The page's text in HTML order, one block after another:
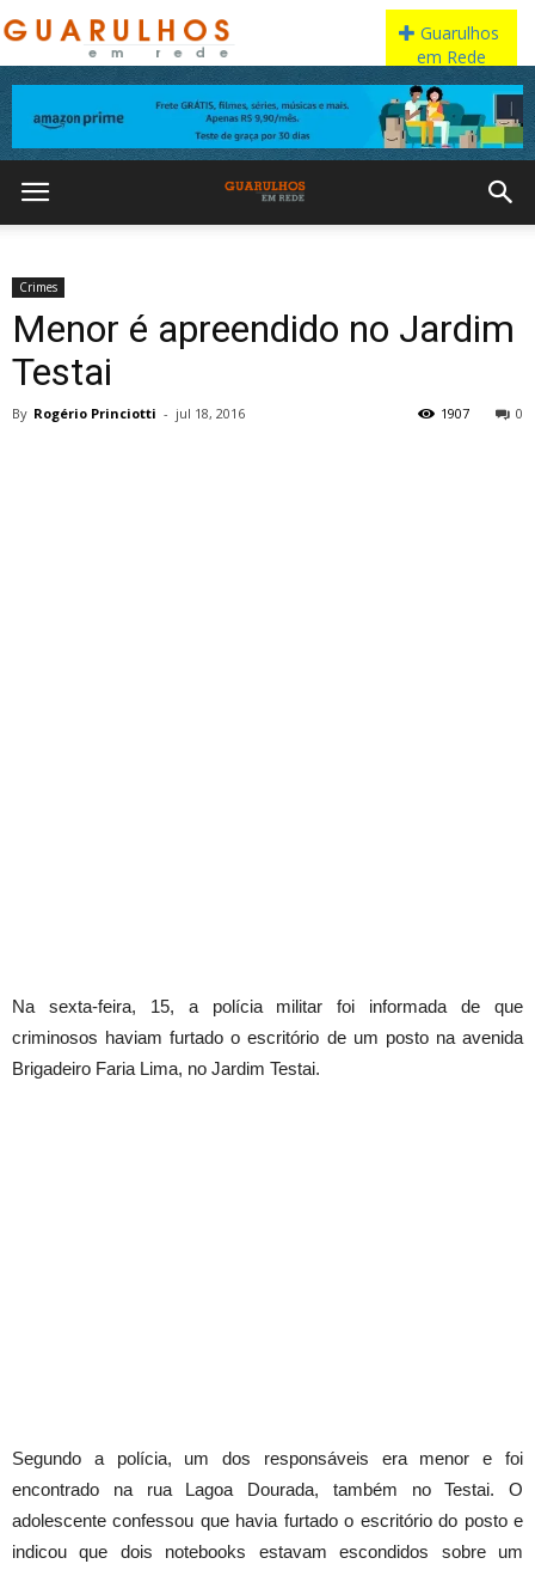
Crimes
Menor é apreendido no Jardim
Testai
By Rogério Princiotti - jul 18, 2016 0
1907
Na sexta-feira, 15, a polícia militar foi informada de que
criminosos haviam furtado o escritório de um posto na avenida
Brigadeiro Faria Lima, no Jardim Testai.
Segundo a polícia, um dos responsáveis era menor e foi
encontrado na rua Lagoa Dourada, também no Testai. O
adolescente confessou que havia furtado o escritório do posto e
indicou que dois notebooks estavam escondidos sobre um